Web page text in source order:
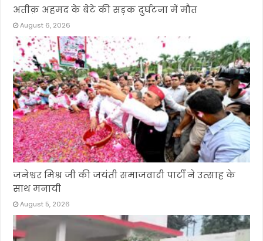
अतीक़ अहमद के बेटे की सड़क दुर्घटना में मौत
August 6, 2026
जनेश्वर मिश्र जी की जयंती समाजवादी पार्टी ने उत्साह के
साथ मनायी
August 5, 2026